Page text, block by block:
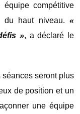
compétitive
du haut niveau. «
», a déclaré le
seront plus
de position et un
une équipe